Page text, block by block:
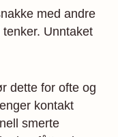
med andre
Unntaket
dette for ofte og
kontakt
smerte